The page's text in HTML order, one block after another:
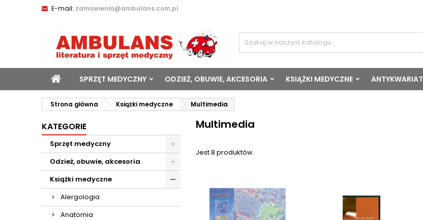
E-mail: zamowienia@ambulans.com.pl
SPRZĘT MEDYCZNY ODZIEŻ, OBUWIE, AKCESORIA KSIĄŻKI MEDYCZNE ANTYKWARIAT
Strona główna Książki medyczne Multimedia
KATEGORIE
Sprzęt medyczny
Odzież, obuwie, akcesoria
Książki medyczne
Alergologia
Anatomia
Multimedia
Jest 8 produktów.